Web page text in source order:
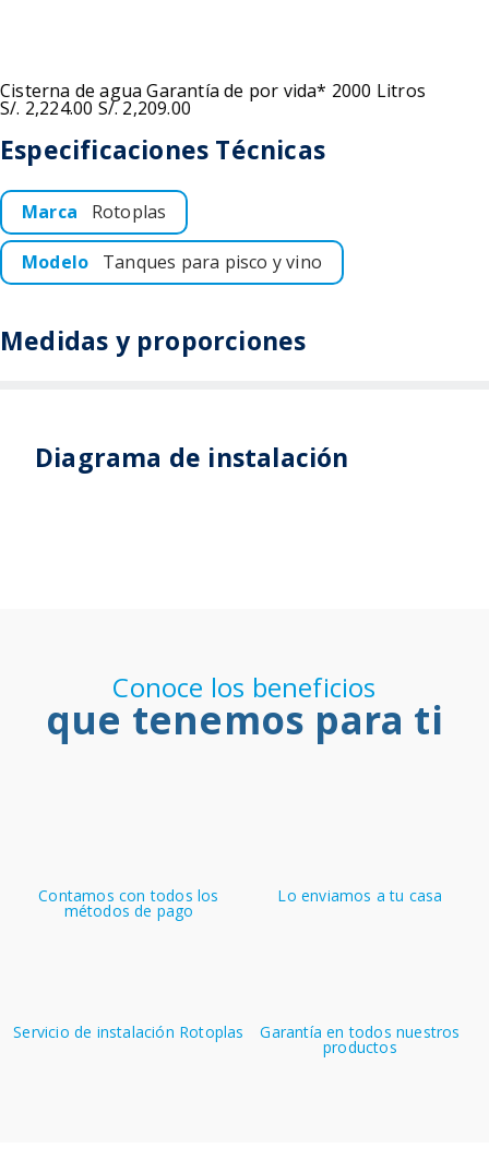
Cisterna de agua Garantía de por vida* 2000 Litros
S/. 2,224.00 S/. 2,209.00
Especificaciones Técnicas
Marca Rotoplas
Modelo Tanques para pisco y vino
Medidas y proporciones
Diagrama de instalación
Conoce los beneficios
que tenemos para ti
Contamos con todos los
métodos de pago
Lo enviamos a tu casa
Servicio de instalación Rotoplas Garantía en todos nuestros
productos